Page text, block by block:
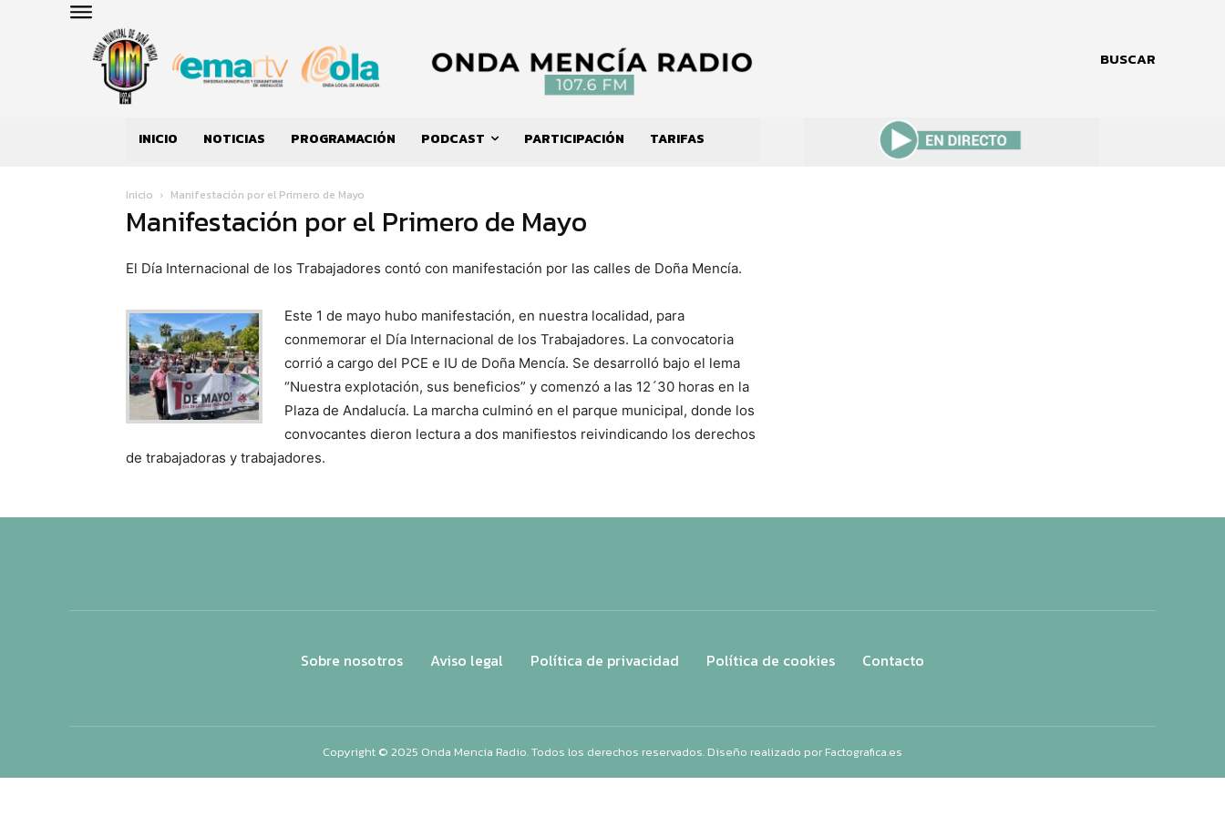
BUSCAR
INICIO NOTICIAS PROGRAMACIÓN PODCAST PARTICIPACIÓN TARIFAS
Inicio Manifestación por el Primero de Mayo
Manifestación por el Primero de Mayo
El Día Internacional de los Trabajadores contó con manifestación por las calles de Doña Mencía.
Este 1 de mayo hubo manifestación, en nuestra localidad, para
conmemorar el Día Internacional de los Trabajadores. La convocatoria
corrió a cargo del PCE e IU de Doña Mencía. Se desarrolló bajo el lema
“Nuestra explotación, sus beneficios” y comenzó a las 12´30 horas en la
Plaza de Andalucía. La marcha culminó en el parque municipal, donde los
convocantes dieron lectura a dos manifiestos reivindicando los derechos
de trabajadoras y trabajadores.
Sobre nosotros Aviso legal Política de privacidad Política de cookies Contacto
Copyright © 2025 Onda Mencía Radio. Todos los derechos reservados. Diseño realizado por Factografica.es